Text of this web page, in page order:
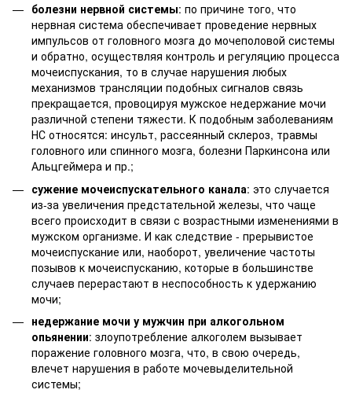
болезни нервной системы: по причине того, что
нервная система обеспечивает проведение нервных
импульсов от головного мозга до мочеполовой системы
и обратно, осуществляя контроль и регуляцию процесса
мочеиспускания, то в случае нарушения любых
механизмов трансляции подобных сигналов связь
прекращается, провоцируя мужское недержание мочи
различной степени тяжести. К подобным заболеваниям
НС относятся: инсульт, рассеянный склероз, травмы
головного или спинного мозга, болезни Паркинсона или
Альцгеймера и пр.;
сужение мочеиспускательного канала: это случается
из-за увеличения предстательной железы, что чаще
всего происходит в связи с возрастными изменениями в
мужском организме. И как следствие - прерывистое
мочеиспускание или, наоборот, увеличение частоты
позывов к мочеиспусканию, которые в большинстве
случаев перерастают в неспособность к удержанию
мочи;
недержание мочи у мужчин при алкогольном
опьянении: злоупотребление алкоголем вызывает
поражение головного мозга, что, в свою очередь,
влечет нарушения в работе мочевыделительной
системы;